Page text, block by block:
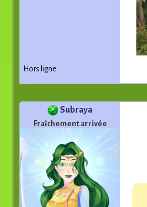
Hors ligne
Subraya
Fraîchement arrivée